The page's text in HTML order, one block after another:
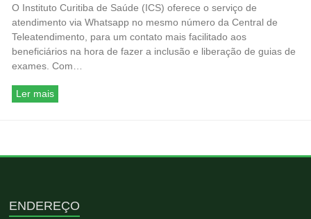
O Instituto Curitiba de Saúde (ICS) oferece o serviço de
atendimento via Whatsapp no mesmo número da Central de
Teleatendimento, para um contato mais facilitado aos
beneficiários na hora de fazer a inclusão e liberação de guias de
exames. Com…
Ler mais
ENDEREÇO